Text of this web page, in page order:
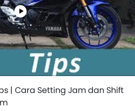
| Cara Setting Jam dan Shift